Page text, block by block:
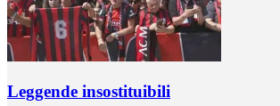
Leggende insostituibili